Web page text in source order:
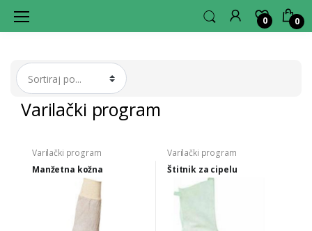
LAGERHUB
0 0
Varilački program
Varilački program
Manžetna kožna
Varilački program
Štitnik za cipelu